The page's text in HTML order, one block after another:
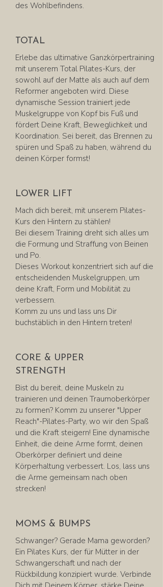
des Wohlbefindens.
TOTAL
Erlebe das ultimative Ganzkörpertraining
mit unserem Total Pilates-Kurs, der
sowohl auf der Matte als auch auf dem
Reformer angeboten wird. Diese
dynamische Session trainiert jede
Muskelgruppe von Kopf bis Fuß und
fördert Deine Kraft, Beweglichkeit und
Koordination. Sei bereit, das Brennen zu
spüren und Spaß zu haben, während du
deinen Körper formst!
LOWER LIFT
Mach dich bereit, mit unserem Pilates-
Kurs den Hintern zu stählen!
Bei diesem Training dreht sich alles um
die Formung und Straffung von Beinen
und Po.
Dieses Workout konzentriert sich auf die
entscheidenden Muskelgruppen, um
deine Kraft, Form und Mobilität zu
verbessern.
Komm zu uns und lass uns Dir
buchstäblich in den Hintern treten!
CORE & UPPER
STRENGTH
Bist du bereit, deine Muskeln zu
trainieren und deinen Traumoberkörper
zu formen? Komm zu unserer "Upper
Reach"-Pilates-Party, wo wir den Spaß
und die Kraft steigern! Eine dynamische
Einheit, die deine Arme formt, deinen
Oberkörper definiert und deine
Körperhaltung verbessert. Los, lass uns
die Arme gemeinsam nach oben
strecken!
MOMS & BUMPS
Schwanger? Gerade Mama geworden?
Ein Pilates Kurs, der für Mütter in der
Schwangerschaft und nach der
Rückbildung konzipiert wurde. Verbinde